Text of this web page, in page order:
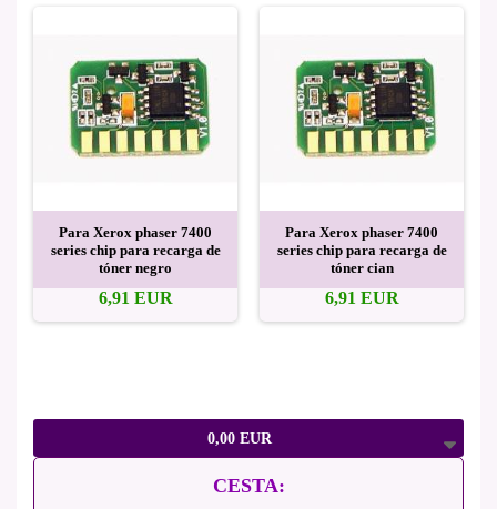
0,00 EUR
CESTA:
Para Xerox phaser 7400
series chip para recarga de
tóner negro
6,91 EUR
Para Xerox phaser 7400
series chip para recarga de
tóner cian
6,91 EUR